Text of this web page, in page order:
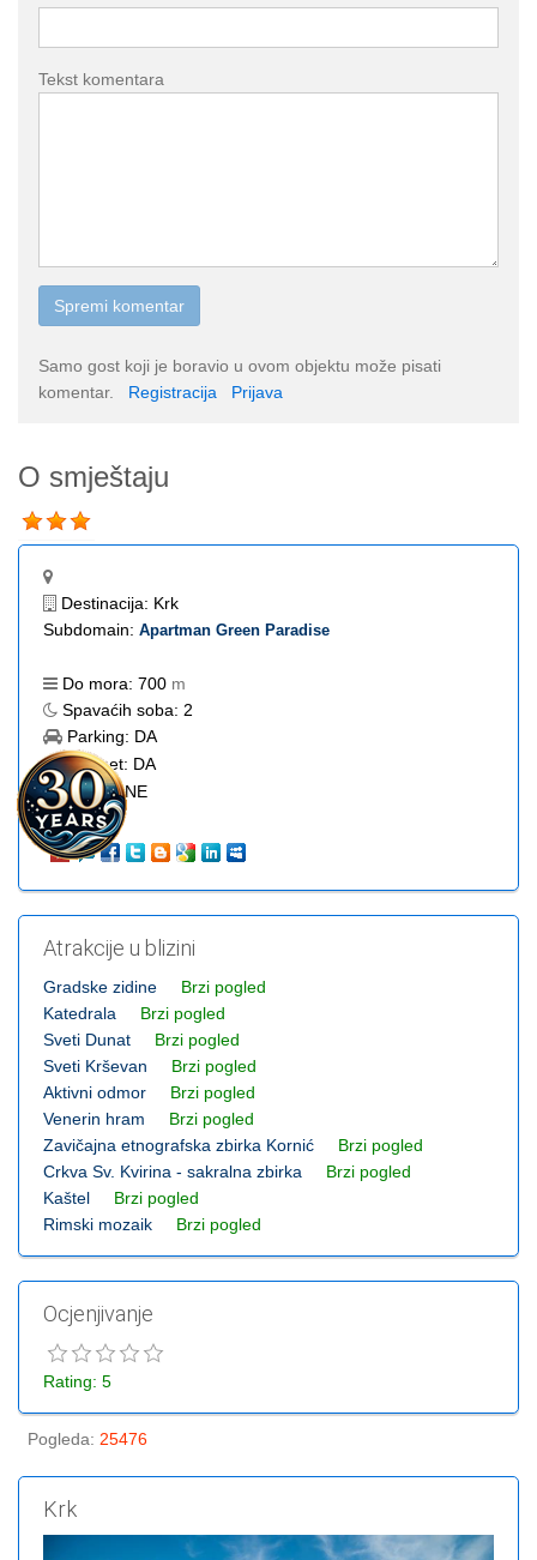
Tekst komentara
Samo gost koji je boravio u ovom objektu može pisati
komentar.
Registracija Prijava
O smještaju
Destinacija: Krk
Subdomain: Apartman Green Paradise
Do mora: 700 m
Spavaćih soba: 2
Parking: DA
Internet: DA
Bazen:NE
Atrakcije u blizini
Gradske zidine
Brzi pogled
Katedrala
Brzi pogled
Sveti Dunat
Brzi pogled
Sveti Krševan
Brzi pogled
Aktivni odmor
Brzi pogled
Venerin hram
Brzi pogled
Zavičajna etnografska zbirka Kornić
Brzi pogled
Crkva Sv. Kvirina - sakralna zbirka
Brzi pogled
Kaštel
Brzi pogled
Rimski mozaik
Brzi pogled
Ocjenjivanje
Rating: 5
Pogleda: 25476
Krk